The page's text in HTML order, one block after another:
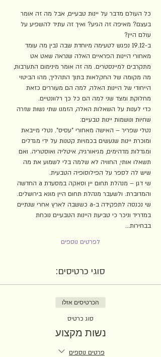
כל העולם מדבר על יינות טבעיים, אבל מה זה אומר
בעצם? מאיפה זה הגיע? ואיך זה עתיד להשפיע על
עולם היין?
ב-19.12 נפגש לטעימה מיוחדת שבה נבין מה עומד
מאחורי היינות הפראיים האלה שנראה שאט אט
מתקרבים למיינסטרים. מה זה אומר מינימום התערבות,
מה מקומה של החקלאות בתוך התהליך, מהו הביטוי
הייחודי של היינות האלה, למה הם מעוררים כזאת
מחלוקת ומצד שני למה הם כל כך רלוונטיים.
כדי לענות על השאלות האלה, הזמנו שתי נשות שזרה
שחיות ונושמות יינות טבעיים:
נטלי שפריר – האישה מאחורי "עסיס". נטלי מייבאת
ומוכרת יינות שנעשים בכמויות קטנות על ידי מגדלים
ומגדלות מדהימים, מגיאורגיה, איטליה ואוסטריה. ואם
תשאלו אותי, החוויה לא שלמה בלי לשמוע את מה
שיש לה לספר על הפילוסופיה הטבעית.
שי דגן – מנהלת תחום יין וסאקה במסעדת a החדשה
והמדוברת. ולשעבר מנהלת תחום היין מונא בירושלים.
שי נכנסה לתפקידה ב-a כששבה לארץ אחרי שנתיים
במדריד וניכר כי טביעת היינות הטבעיים נוכחת
בבחירות…
לפרטים נוספים
סוגי כרטיסים:
הכרטיסים אזלו
סוג כרטיס
נשות מקצוע
פרטים נוספים